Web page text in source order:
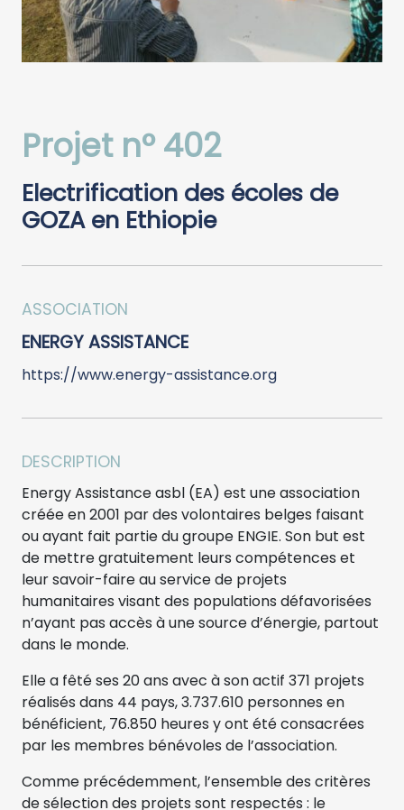
Projet n° 402
Electrification des écoles de
GOZA en Ethiopie
ASSOCIATION
ENERGY ASSISTANCE
https://www.energy-assistance.org
DESCRIPTION
Energy Assistance asbl (EA) est une association
créée en 2001 par des volontaires belges faisant
ou ayant fait partie du groupe ENGIE. Son but est
de mettre gratuitement leurs compétences et
leur savoir-faire au service de projets
humanitaires visant des populations défavorisées
n’ayant pas accès à une source d’énergie, partout
dans le monde.
Elle a fêté ses 20 ans avec à son actif 371 projets
réalisés dans 44 pays, 3.737.610 personnes en
bénéficient, 76.850 heures y ont été consacrées
par les membres bénévoles de l’association.
Comme précédemment, l’ensemble des critères
de sélection des projets sont respectés : le